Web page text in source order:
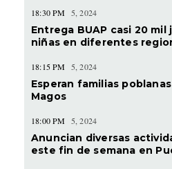
18:30 PM 5, 2024
Entrega BUAP casi 20
niñas en diferentes
18:15 PM 5, 2024
Esperan familias
Magos
18:00 PM 5, 2024
Anuncian diversas
este fin de semana en